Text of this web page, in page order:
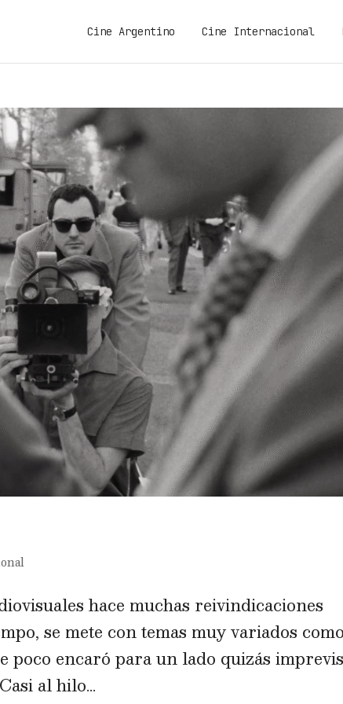
Cine Argentino Cine Internacional
hace muchas reivindicaciones
se mete con temas muy variados
poco encaró para un lado quizás
al hilo...